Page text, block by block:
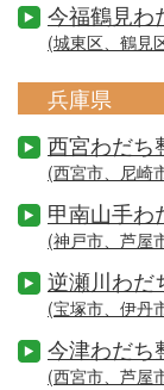
今福鶴見わ
(城東区、鶴見
兵庫県
西宮わだち
(西宮市、尼崎
甲南山手わ
(神戸市、芦屋
逆瀬川わだ
(宝塚市、伊丹
今津わだち
(西宮市、芦屋